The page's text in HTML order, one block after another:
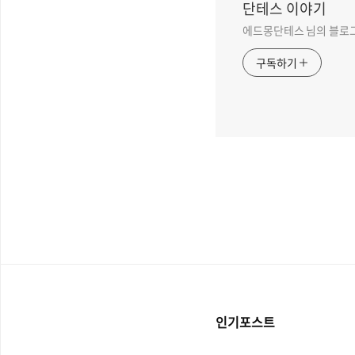
단테스 이야기
에드몽단테스 님의 블로
구독하기
인기포스트